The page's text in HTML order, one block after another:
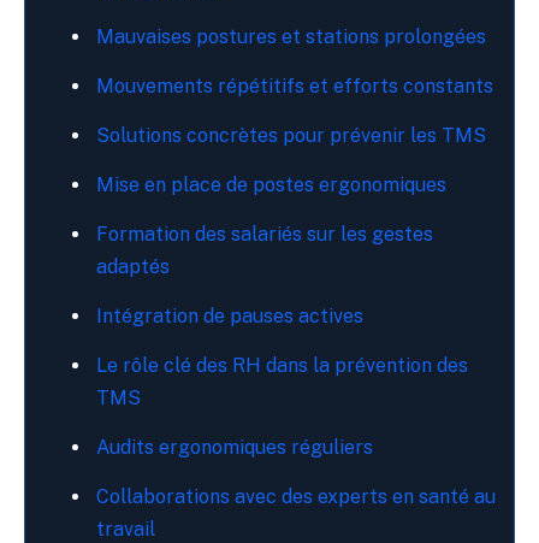
Mauvaises postures et stations prolongées
Mouvements répétitifs et efforts constants
Solutions concrètes pour prévenir les TMS
Mise en place de postes ergonomiques
Formation des salariés sur les gestes
adaptés
Intégration de pauses actives
Le rôle clé des RH dans la prévention des
TMS
Audits ergonomiques réguliers
Collaborations avec des experts en santé au
travail